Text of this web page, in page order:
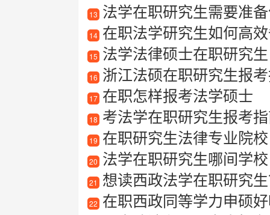
13 法学在职研究生需要准
14 在职法学研究生如何高
15 法学法律硕士在职研究生
16 浙江法硕在职研究生报考指
17 在职怎样报考法学硕士
18 考法学在职研究生报考
19 在职研究生法律专业院校
20 法学在职研究生哪间学校
21 想读西政法学在职研究
22 在职西政同等学力申硕